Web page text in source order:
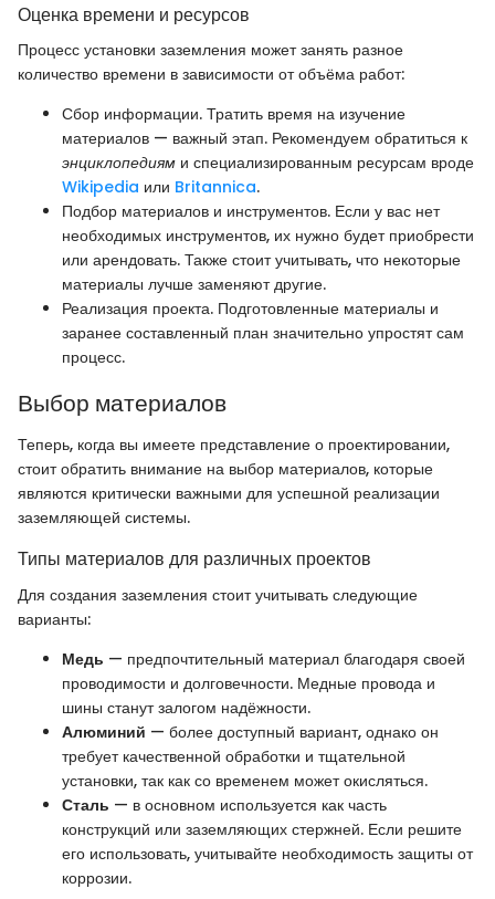
Оценка времени и ресурсов
Процесс установки заземления может занять разное
количество времени в зависимости от объёма работ:
Сбор информации. Тратить время на изучение
материалов — важный этап. Рекомендуем обратиться к
энциклопедиям и специализированным ресурсам вроде
Wikipedia или Britannica.
Подбор материалов и инструментов. Если у вас нет
необходимых инструментов, их нужно будет приобрести
или арендовать. Также стоит учитывать, что некоторые
материалы лучше заменяют другие.
Реализация проекта. Подготовленные материалы и
заранее составленный план значительно упростят сам
процесс.
Выбор материалов
Теперь, когда вы имеете представление о проектировании,
стоит обратить внимание на выбор материалов, которые
являются критически важными для успешной реализации
заземляющей системы.
Типы материалов для различных проектов
Для создания заземления стоит учитывать следующие
варианты:
Медь — предпочтительный материал благодаря своей
проводимости и долговечности. Медные провода и
шины станут залогом надёжности.
Алюминий — более доступный вариант, однако он
требует качественной обработки и тщательной
установки, так как со временем может окисляться.
Сталь — в основном используется как часть
конструкций или заземляющих стержней. Если решите
его использовать, учитывайте необходимость защиты от
коррозии.